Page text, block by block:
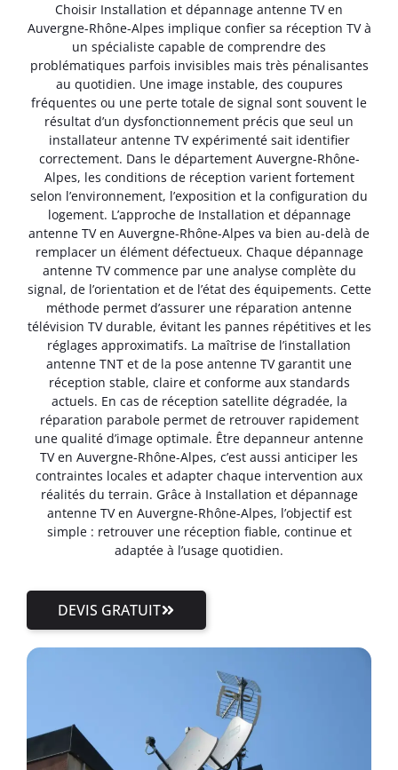
Choisir Installation et dépannage antenne TV en
Auvergne-Rhône-Alpes implique confier sa réception TV à
un spécialiste capable de comprendre des
problématiques parfois invisibles mais très pénalisantes
au quotidien. Une image instable, des coupures
fréquentes ou une perte totale de signal sont souvent le
résultat d’un dysfonctionnement précis que seul un
installateur antenne TV expérimenté sait identifier
correctement. Dans le département Auvergne-Rhône-
Alpes, les conditions de réception varient fortement
selon l’environnement, l’exposition et la configuration du
logement. L’approche de Installation et dépannage
antenne TV en Auvergne-Rhône-Alpes va bien au-delà de
remplacer un élément défectueux. Chaque dépannage
antenne TV commence par une analyse complète du
signal, de l’orientation et de l’état des équipements. Cette
méthode permet d’assurer une réparation antenne
télévision TV durable, évitant les pannes répétitives et les
réglages approximatifs. La maîtrise de l’installation
antenne TNT et de la pose antenne TV garantit une
réception stable, claire et conforme aux standards
actuels. En cas de réception satellite dégradée, la
réparation parabole permet de retrouver rapidement
une qualité d’image optimale. Être depanneur antenne
TV en Auvergne-Rhône-Alpes, c’est aussi anticiper les
contraintes locales et adapter chaque intervention aux
réalités du terrain. Grâce à Installation et dépannage
antenne TV en Auvergne-Rhône-Alpes, l’objectif est
simple : retrouver une réception fiable, continue et
adaptée à l’usage quotidien.
DEVIS GRATUIT